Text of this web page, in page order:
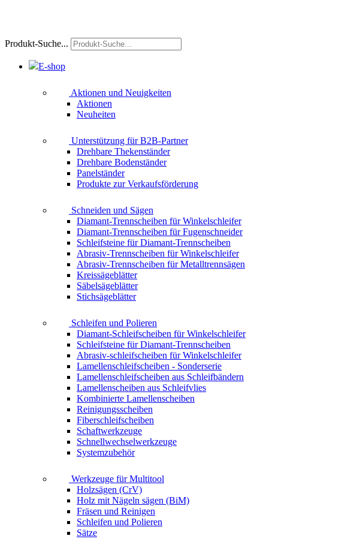
Produkt-Suche...
E-shop
Aktionen und Neuigkeiten
Aktionen
Neuheiten
Unterstützung für B2B-Partner
Drehbare Thekenständer
Drehbare Bodenständer
Panelständer
Produkte zur Verkaufsförderung
Schneiden und Sägen
Diamant-Trennscheiben für Winkelschleifer
Diamant-Trennscheiben für Fugenschneider
Schleifsteine für Diamant-Trennscheiben
Abrasiv-Trennscheiben für Winkelschleifer
Abrasiv-Trennscheiben für Metalltrennsägen
Kreissägeblätter
Säbelsägeblätter
Stichsägeblätter
Schleifen und Polieren
Diamant-Schleifscheiben für Winkelschleifer
Schleifsteine für Diamant-Trennscheiben
Abrasiv-schleifscheiben für Winkelschleifer
Lamellenschleifscheiben - Sonderserie
Lamellenschleifscheiben aus Schleifbändern
Lamellenscheiben aus Schleifvlies
Kombinierte Lamellenscheiben
Reinigungsscheiben
Fiberschleifscheiben
Schaftwerkzeuge
Schnellwechselwerkzeuge
Systemzubehör
Werkzeuge für Multitool
Holzsägen (CrV)
Holz mit Nägeln sägen (BiM)
Fräsen und Reinigen
Schleifen und Polieren
Sätze